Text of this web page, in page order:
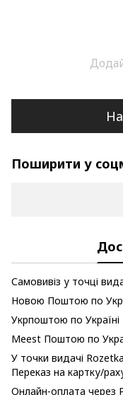
Поширити у
Самовивіз у точці
Новою Поштою по
Укрпоштою по Україні
Meest Поштою по
У точки видачі
Переказ на картку/
Онлайн-оплата через